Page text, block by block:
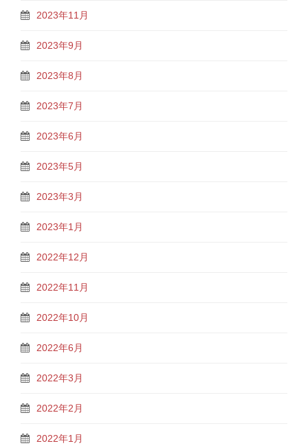
2023年11月
2023年9月
2023年8月
2023年7月
2023年6月
2023年5月
2023年3月
2023年1月
2022年12月
2022年11月
2022年10月
2022年6月
2022年3月
2022年2月
2022年1月